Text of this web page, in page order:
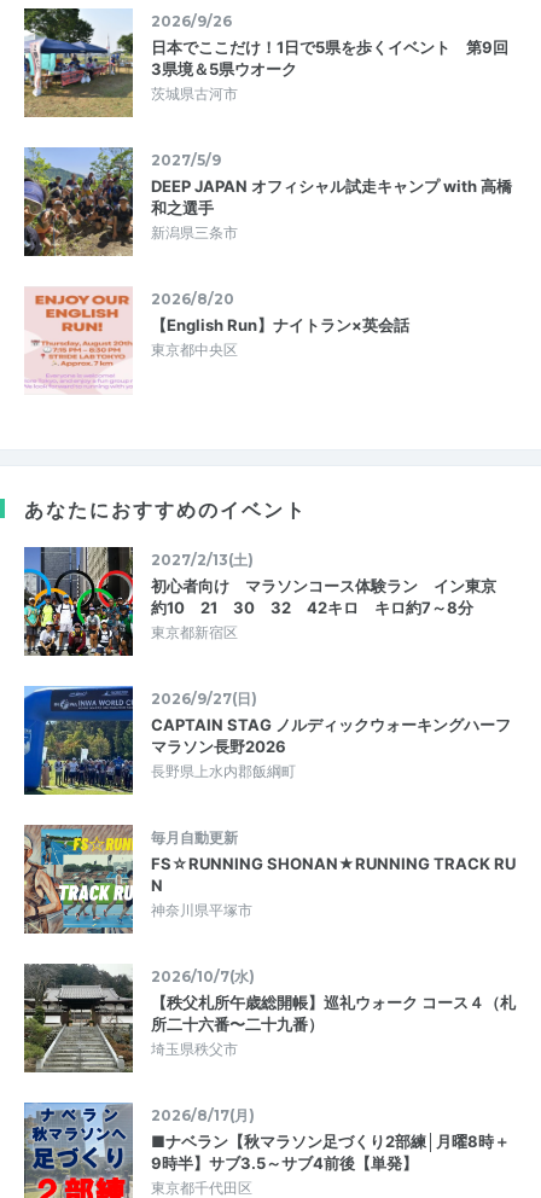
2026/9/26
日本でここだけ！1日で5県を歩くイベント 第9回
3県境＆5県ウオーク
茨城県古河市
2027/5/9
DEEP JAPAN オフィシャル試走キャンプ with 高橋
和之選手
新潟県三条市
2026/8/20
【English Run】ナイトラン×英会話
東京都中央区
あなたにおすすめのイベント
2027/2/13(土)
初心者向け マラソンコース体験ラン イン東京
約10 21 30 32 42キロ キロ約7～8分
東京都新宿区
2026/9/27(日)
CAPTAIN STAG ノルディックウォーキングハーフ
マラソン長野2026
長野県上水内郡飯綱町
毎月自動更新
FS☆RUNNING SHONAN★RUNNING TRACK RU
N
神奈川県平塚市
2026/10/7(水)
【秩父札所午歳総開帳】巡礼ウォーク コース４（札
所二十六番〜二十九番）
埼玉県秩父市
2026/8/17(月)
■ナベラン【秋マラソン足づくり2部練│月曜8時＋
9時半】サブ3.5～サブ4前後【単発】
東京都千代田区